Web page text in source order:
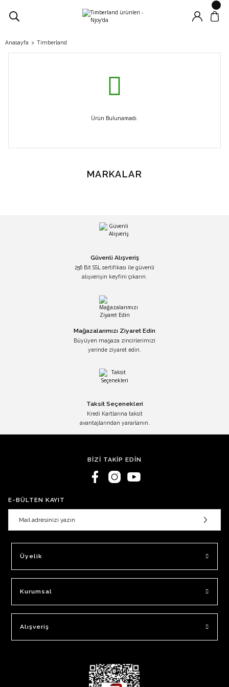
Anasayfa Timberland
Ürün Bulunamadı.
MARKALAR
Güvenli Alışveriş
256 Bit SSL sertifikası ile güvenli
alışverişin keyfini çıkarın.
Mağazalarımızı Ziyaret Edin
Büyüyen mağaza zincirlerimizi
yerinde ziyaret edin.
Taksit Seçenekleri
Kredi Kartlarına taksit
avantajlarından yararlanın.
BİZİ TAKİP EDİN
E-BÜLTEN KAYIT
Üyelik
Kurumsal
Alışveriş